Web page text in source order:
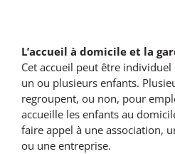
L’accueil à domicile et la
Cet accueil peut être
un ou plusieurs enfants.
regroupent, ou non, pour
accueille les enfants au
faire appel à une association,
ou une entreprise.